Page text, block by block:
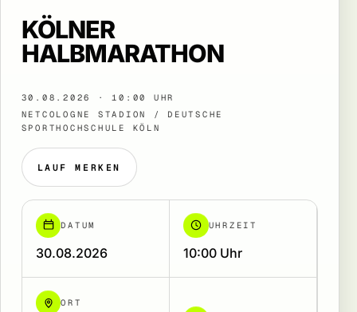
KÖLNER
HALBMARATHON
30.08.2026 · 10:00 UHR
NETCOLOGNE STADION / DEUTSCHE
SPORTHOCHSCHULE KÖLN
LAUF MERKEN
DATUM
30.08.2026
UHRZEIT
10:00 Uhr
ORT